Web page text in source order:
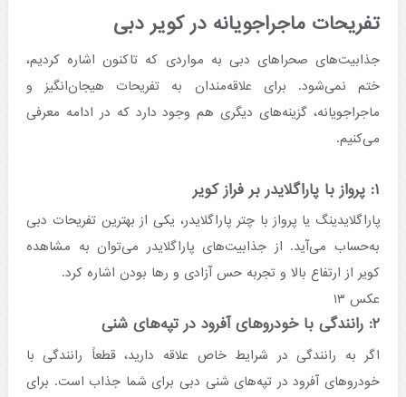
تفریحات ماجراجویانه در کویر دبی
جذابیت‌های صحراهای دبی به مواردی که تاکنون اشاره کردیم،
ختم نمی‌شود. برای علاقه‌مندان به تفریحات هیجان‌انگیز و
ماجراجویانه، گزینه‌های دیگری هم وجود دارد که در ادامه معرفی
می‌کنیم.
۱: پرواز با پاراگلایدر بر فراز کویر
پاراگلایدینگ یا پرواز با چتر پاراگلایدر، یکی از بهترین تفریحات دبی
به‌حساب می‌آید. از جذابیت‌های پاراگلایدر می‌توان به مشاهده
کویر از ارتفاع بالا و تجربه حس آزادی و رها بودن اشاره کرد.
عکس ۱۳
۲: رانندگی با خودروهای آفرود در تپه‌های شنی
اگر به رانندگی در شرایط خاص علاقه دارید، قطعاً رانندگی با
خودروهای آفرود در تپه‌های شنی دبی برای شما جذاب است. برای